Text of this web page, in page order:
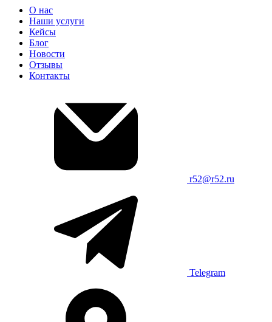
О нас
Наши услуги
Кейсы
Блог
Новости
Отзывы
Контакты
r52@r52.ru
Telegram